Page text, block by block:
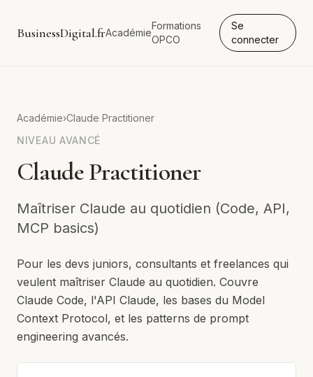
BusinessDigital.frAcadémie
Formations
OPCO
Se
connecter
Académie›Claude Practitioner
NIVEAU AVANCÉ
Claude Practitioner
Maîtriser Claude au quotidien (Code, API,
MCP basics)
Pour les devs juniors, consultants et freelances qui
veulent maîtriser Claude au quotidien. Couvre
Claude Code, l'API Claude, les bases du Model
Context Protocol, et les patterns de prompt
engineering avancés.